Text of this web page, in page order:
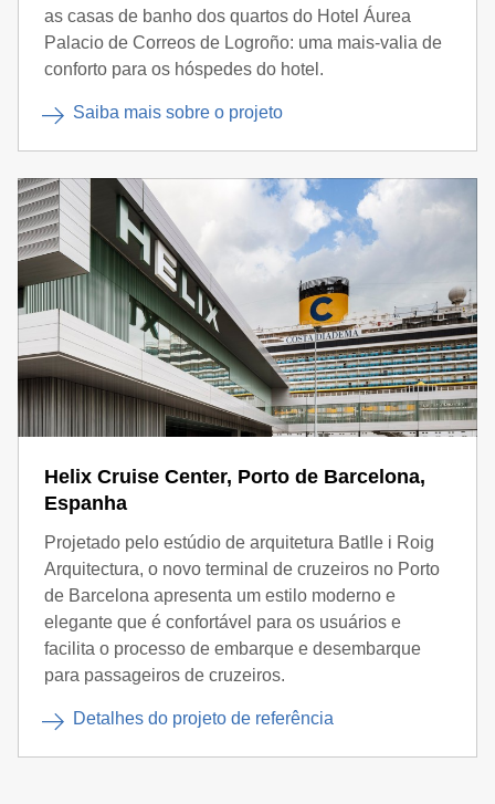
as casas de banho dos quartos do Hotel Áurea
Palacio de Correos de Logroño: uma mais-valia de
conforto para os hóspedes do hotel.
Saiba mais sobre o projeto
Helix Cruise Center, Porto de Barcelona,
Espanha
Projetado pelo estúdio de arquitetura Batlle i Roig
Arquitectura, o novo terminal de cruzeiros no Porto
de Barcelona apresenta um estilo moderno e
elegante que é confortável para os usuários e
facilita o processo de embarque e desembarque
para passageiros de cruzeiros.
Detalhes do projeto de referência